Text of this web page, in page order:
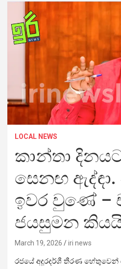
LOCAL NEWS
කාන්තා
සෙනඟ
ඉවර වුණේ –
ජයසුමන
March 19, 2026 iri news
රජයේ අදූරදර්ශී තීරණ